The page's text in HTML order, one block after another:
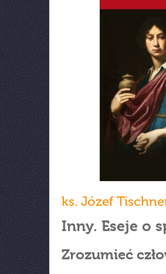
ks. Józef
Inny. Eseje o
Zrozumieć